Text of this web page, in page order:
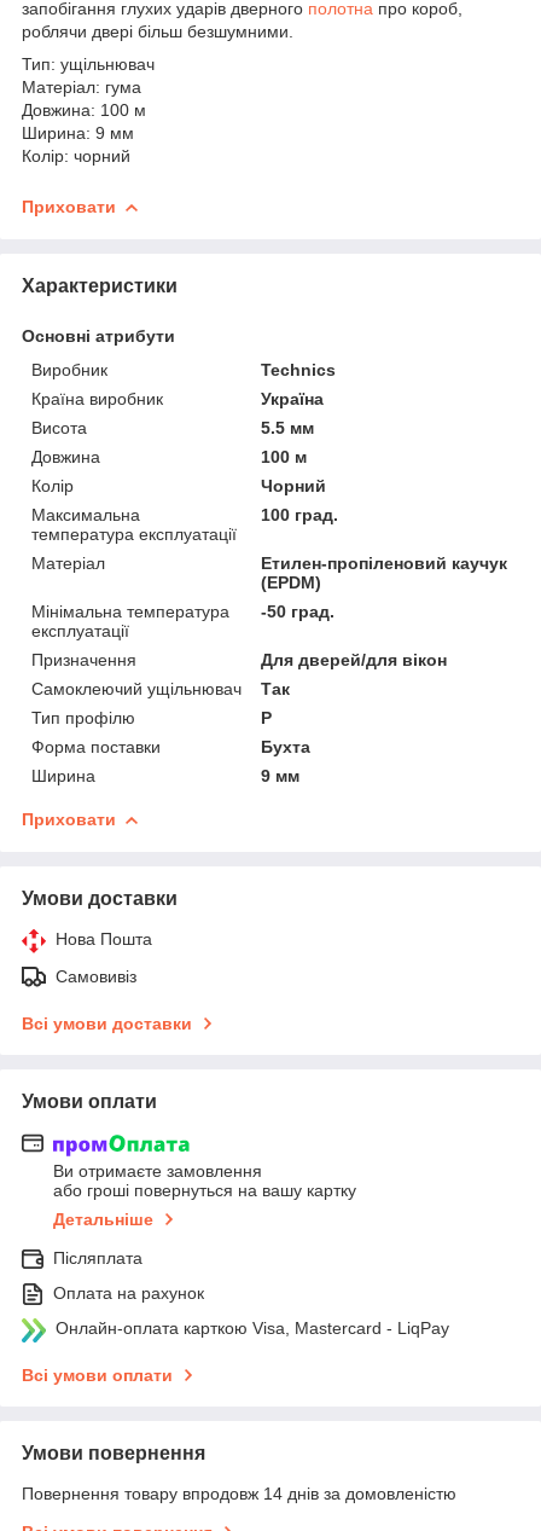
запобігання глухих ударів дверного полотна про короб,
роблячи двері більш безшумними.
Тип: ущільнювач
Матеріал: гума
Довжина: 100 м
Ширина: 9 мм
Колір: чорний
Приховати
Характеристики
Основні атрибути
Виробник
Technics
Країна виробник
Україна
Висота
5.5 мм
Довжина
100 м
Колір
Чорний
Максимальна
температура експлуатації
100 град.
Матеріал
Етилен-пропіленовий каучук
(EPDM)
Мінімальна температура
експлуатації
-50 град.
Призначення
Для дверей/для вікон
Самоклеючий ущільнювач
Так
Тип профілю
P
Форма поставки
Бухта
Ширина
9 мм
Приховати
Умови доставки
Нова Пошта
Самовивіз
Всі умови доставки
Умови оплати
Ви отримаєте замовлення
або гроші повернуться на вашу картку
Детальніше
Післяплата
Оплата на рахунок
Онлайн-оплата карткою Visa, Mastercard - LiqPay
Всі умови оплати
Умови повернення
Повернення товару впродовж 14 днів за домовленістю